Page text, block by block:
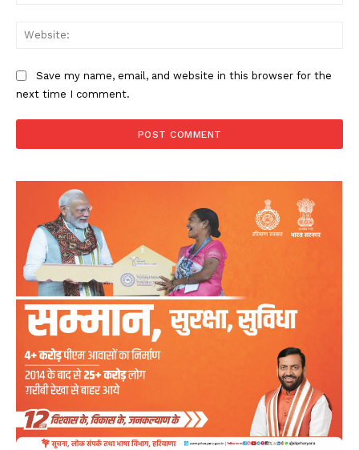
Save my name, email, and website in this browser for the
next time I comment.